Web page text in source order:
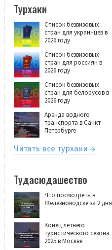
Турхаки
Список безвизовых
стран для украинцев в
2026 году
Список безвизовых
стран для россиян в
2026 году
Список безвизовых
стран для белорусов в
2026 году
Аренда водного
транспорта в Санкт-
Петербурге
Читать все турхаки
Тудасюдашество
Что посмотреть в
Железноводске за 2 дня
Конец летнего
туристического сезона
2025 в Москве